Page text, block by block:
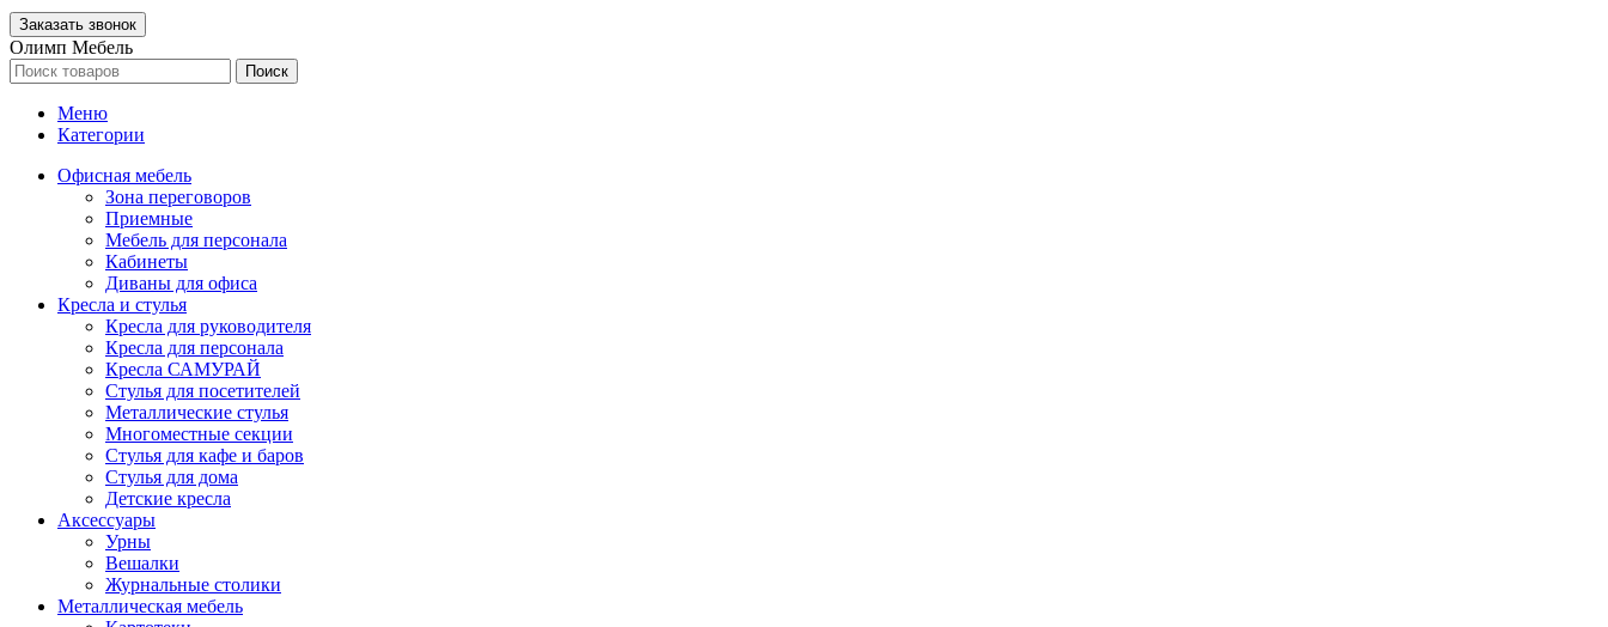
Олимп Мебель
Поиск
Меню
Категории
Офисная мебель
Зона переговоров
Приемные
Мебель для персонала
Кабинеты
Диваны для офиса
Кресла и стулья
Кресла для руководителя
Кресла для персонала
Кресла САМУРАЙ
Стулья для посетителей
Металлические стулья
Многоместные секции
Стулья для кафе и баров
Стулья для дома
Детские кресла
Аксессуары
Урны
Вешалки
Журнальные столики
Металлическая мебель